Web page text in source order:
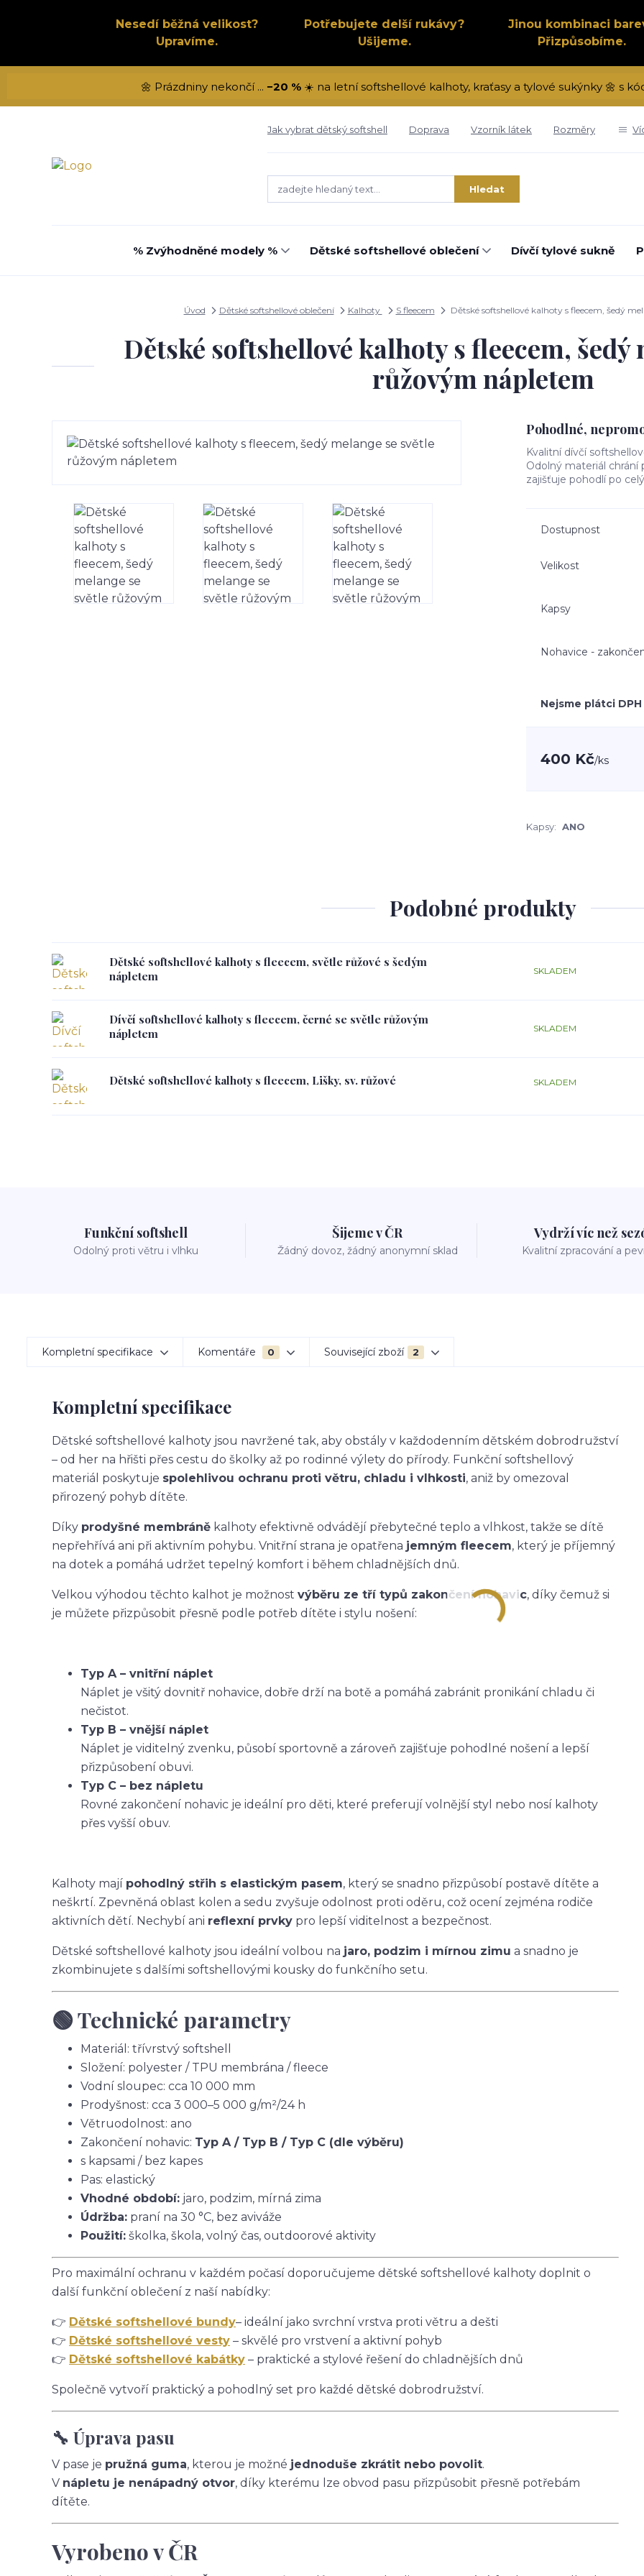
Nesedí běžná velikost?
Upravíme.
Potřebujete delší rukávy?
Ušijeme.
Jinou kombinaci
Přizpůsobíme.
🌼 Prázdniny nekončí ... −20 %☀️ na letní softshellové kalhoty, kraťasy a tylové sukýnky 🌼 s
Jak vybrat dětský softshell Doprava Vzorník látek Rozměry
Hledat
% Zvýhodněné modely % Dětské softshellové oblečení Dívčí tylové sukně
Úvod Dětské softshellové oblečení Kalhoty S fleecem Dětské softshellové kalhoty s fleecem, šedý
Dětské softshellové kalhoty s fleecem, šedý
růžovým nápletem
Pohodlné,
Kvalitní dívčí
Odolný materiál
zajišťuje pohodlí po
Dostupnost
Velikost
Kapsy
Nohavice -
Nejsme plátci DPH
400 Kč/ks
Kapsy: ANO
Podobné produkty
Dětské softshellové kalhoty s fleecem, světle růžové s šedým
nápletem
SKLADEM
Dívčí softshellové kalhoty s fleecem, černé se světle růžovým
nápletem
SKLADEM
Dětské softshellové kalhoty s fleecem, Lišky, sv. růžové SKLADEM
Funkční softshell
Odolný proti větru i vlhku
Šijeme v ČR
Žádný dovoz, žádný anonymní sklad
Vydrží víc než
Kvalitní zpracování a
Kompletní specifikace Komentáře 0 Související zboží 2
Kompletní specifikace
Dětské softshellové kalhoty jsou navržené tak, aby obstály v každodenním dětském dobrodružství
– od her na hřišti přes cestu do školky až po rodinné výlety do přírody. Funkční softshellový
materiál poskytuje spolehlivou ochranu proti větru, chladu i vlhkosti, aniž by omezoval
přirozený pohyb dítěte.
Díky prodyšné membráně kalhoty efektivně odvádějí přebytečné teplo a vlhkost, takže se dítě
nepřehřívá ani při aktivním pohybu. Vnitřní strana je opatřena jemným fleecem, který je příjemný
na dotek a pomáhá udržet tepelný komfort i během chladnějších dnů.
Velkou výhodou těchto kalhot je možnost výběru ze tří typů zakončení nohavic, díky čemuž si
je můžete přizpůsobit přesně podle potřeb dítěte i stylu nošení:
Typ A – vnitřní náplet
Náplet je všitý dovnitř nohavice, dobře drží na botě a pomáhá zabránit pronikání chladu či
nečistot.
Typ B – vnější náplet
Náplet je viditelný zvenku, působí sportovně a zároveň zajišťuje pohodlné nošení a lepší
přizpůsobení obuvi.
Typ C – bez nápletu
Rovné zakončení nohavic je ideální pro děti, které preferují volnější styl nebo nosí kalhoty
přes vyšší obuv.
Kalhoty mají pohodlný střih s elastickým pasem, který se snadno přizpůsobí postavě dítěte a
neškrtí. Zpevněná oblast kolen a sedu zvyšuje odolnost proti oděru, což ocení zejména rodiče
aktivních dětí. Nechybí ani reflexní prvky pro lepší viditelnost a bezpečnost.
Dětské softshellové kalhoty jsou ideální volbou na jaro, podzim i mírnou zimu a snadno je
zkombinujete s dalšími softshellovými kousky do funkčního setu.
🟢 Technické parametry
Materiál: třívrstvý softshell
Složení: polyester / TPU membrána / fleece
Vodní sloupec: cca 10 000 mm
Prodyšnost: cca 3 000–5 000 g/m²/24 h
Větruodolnost: ano
Zakončení nohavic: Typ A / Typ B / Typ C (dle výběru)
s kapsami / bez kapes
Pas: elastický
Vhodné období: jaro, podzim, mírná zima
Údržba: praní na 30 °C, bez aviváže
Použití: školka, škola, volný čas, outdoorové aktivity
Pro maximální ochranu v každém počasí doporučujeme dětské softshellové kalhoty doplnit o
další funkční oblečení z naší nabídky:
👉 Dětské softshellové bundy– ideální jako svrchní vrstva proti větru a dešti
👉 Dětské softshellové vesty – skvělé pro vrstvení a aktivní pohyb
👉 Dětské softshellové kabátky – praktické a stylové řešení do chladnějších dnů
Společně vytvoří praktický a pohodlný set pro každé dětské dobrodružství.
🔧 Úprava pasu
V pase je pružná guma, kterou je možné jednoduše zkrátit nebo povolit.
V nápletu je nenápadný otvor, díky kterému lze obvod pasu přizpůsobit přesně potřebám
dítěte.
Vyrobeno v ČR